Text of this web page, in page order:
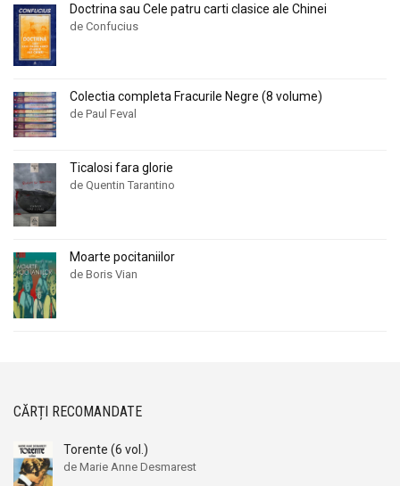
Doctrina sau Cele patru carti clasice ale Chinei
de Confucius
Colectia completa Fracurile Negre (8 volume)
de Paul Feval
Ticalosi fara glorie
de Quentin Tarantino
Moarte pocitaniilor
de Boris Vian
CĂRȚI RECOMANDATE
Torente (6 vol.)
de Marie Anne Desmarest